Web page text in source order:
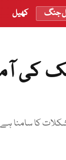
جنگ کھیل
بک کی
کا سامنا ہے